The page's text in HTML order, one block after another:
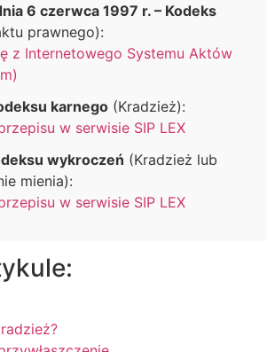
6 czerwca 1997 r. – Kodeks
prawnego):
z Internetowego Systemu Aktów
karnego (Kradzież):
w serwisie SIP LEX
wykroczeń (Kradzież lub
mienia):
w serwisie SIP LEX